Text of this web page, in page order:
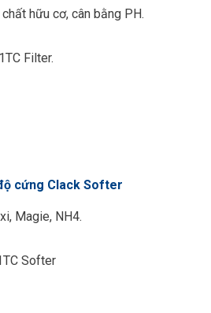
hữu cơ, cân bằng PH.
Filter.
cứng Clack Softer
Magie, NH4.
Softer